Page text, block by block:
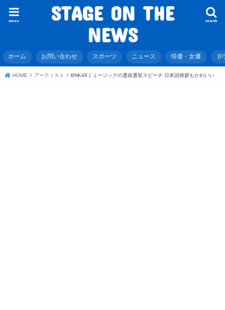
STAGE ON THE
NEWS
search
menu
ホーム お問い合わせ スポーツ ニュース 俳優・女優
HOME アーティスト BNK48ミュージックの選抜選挙スピーチ 日本語挨拶もかわいい